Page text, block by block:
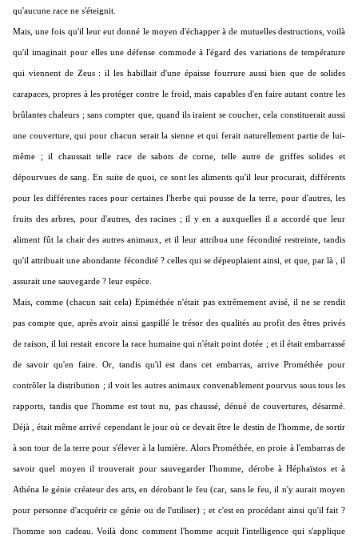
qu'aucune race ne s'éteignit.
Mais, une fois qu'il leur eut donné le moyen d'échapper à de mutuelles destructions, voilà
qu'il imaginait pour elles une défense commode à l'égard des variations de température
qui viennent de Zeus : il les habillait d'une épaisse fourrure aussi bien que de solides
carapaces, propres à les protéger contre le froid, mais capables d'en faire autant contre les
brûlantes chaleurs ; sans compter que, quand ils iraient se coucher, cela constituerait aussi
une couverture, qui pour chacun serait la sienne et qui ferait naturellement partie de lui-
même ; il chaussait telle race de sabots de corne, telle autre de griffes solides et
dépourvues de sang. En suite de quoi, ce sont les aliments qu'il leur procurait, différents
pour les différentes races pour certaines l'herbe qui pousse de la terre, pour d'autres, les
fruits des arbres, pour d'autres, des racines ; il y en a auxquelles il a accordé que leur
aliment fût la chair des autres animaux, et il leur attribua une fécondité restreinte, tandis
qu'il attribuait une abondante fécondité ? celles qui se dépeuplaient ainsi, et que, par là , il
assurait une sauvegarde ? leur espèce.
Mais, comme (chacun sait cela) Epiméthée n'était pas extrêmement avisé, il ne se rendit
pas compte que, après avoir ainsi gaspillé le trésor des qualités au profit des êtres privés
de raison, il lui restait encore la race humaine qui n'était point dotée ; et il était embarrassé
de savoir qu'en faire. Or, tandis qu'il est dans cet embarras, arrive Prométhée pour
contrôler la distribution ; il voit les autres animaux convenablement pourvus sous tous les
rapports, tandis que l'homme est tout nu, pas chaussé, dénué de couvertures, désarmé.
Déjà , était même arrivé cependant le jour où ce devait être le destin de l'homme, de sortir
à son tour de la terre pour s'élever à la lumière. Alors Prométhée, en proie à l'embarras de
savoir quel moyen il trouverait pour sauvegarder l'homme, dérobe à Héphaïstos et à
Athéna le génie créateur des arts, en dérobant le feu (car, sans le feu, il n'y aurait moyen
pour personne d'acquérir ce génie ou de l'utiliser) ; et c'est en procédant ainsi qu'il fait ?
l'homme son cadeau. Voilà donc comment l'homme acquit l'intelligence qui s'applique